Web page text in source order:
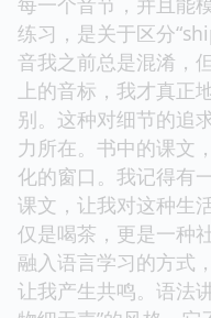
练习，是关于区分
音我之前总是混淆，
上的音标，我才真正
别。这种对细节的追
力所在。书中的课文
化的窗口。我记得有
课文，让我对这种生
仅是喝茶，更是一种
融入语言学习的方式
让我产生共鸣。语法